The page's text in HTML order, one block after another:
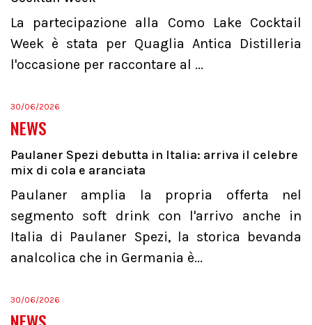
La partecipazione alla Como Lake Cocktail
Week è stata per Quaglia Antica Distilleria
l'occasione per raccontare al ...
30/06/2026
NEWS
Paulaner Spezi debutta in Italia: arriva il celebre
mix di cola e aranciata
Paulaner amplia la propria offerta nel
segmento soft drink con l'arrivo anche in
Italia di Paulaner Spezi, la storica bevanda
analcolica che in Germania è...
30/06/2026